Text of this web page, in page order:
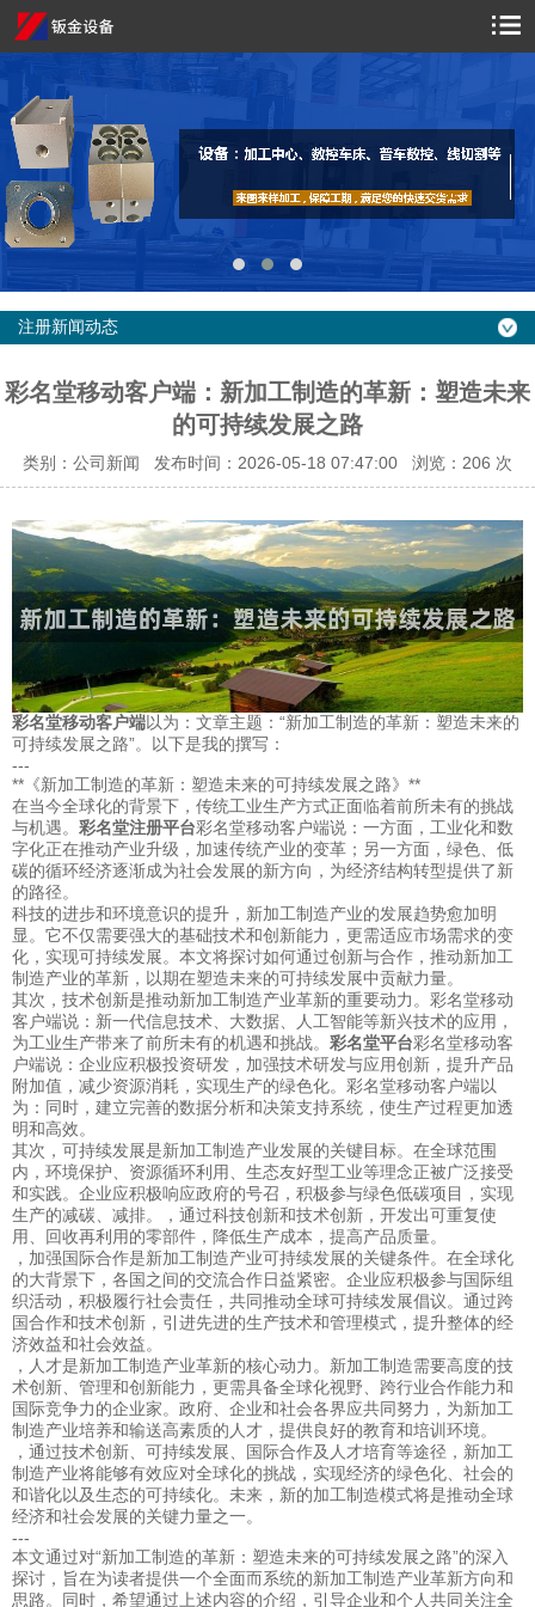
注册新闻动态
彩名堂移动客户端：新加工制造的革新：塑造未来
的可持续发展之路
类别：公司新闻 发布时间：2026-05-18 07:47:00 浏览： 206 次
彩名堂移动客户端以为：文章主题：“新加工制造的革新：塑造未来的
可持续发展之路”。以下是我的撰写：
---
**《新加工制造的革新：塑造未来的可持续发展之路》**
在当今全球化的背景下，传统工业生产方式正面临着前所未有的挑战
与机遇。 彩名堂注册平台彩名堂移动客户端说：一方面，工业化和数
字化正在推动产业升级，加速传统产业的变革；另一方面，绿色、低
碳的循环经济逐渐成为社会发展的新方向，为经济结构转型提供了新
的路径。
科技的进步和环境意识的提升，新加工制造产业的发展趋势愈加明
显。它不仅需要强大的基础技术和创新能力，更需适应市场需求的变
化，实现可持续发展。本文将探讨如何通过创新与合作，推动新加工
制造产业的革新，以期在塑造未来的可持续发展中贡献力量。
其次，技术创新是推动新加工制造产业革新的重要动力。彩名堂移动
客户端说：新一代信息技术、大数据、人工智能等新兴技术的应用，
为工业生产带来了前所未有的机遇和挑战。 彩名堂平台彩名堂移动客
户端说：企业应积极投资研发，加强技术研发与应用创新，提升产品
附加值，减少资源消耗，实现生产的绿色化。彩名堂移动客户端以
为：同时，建立完善的数据分析和决策支持系统，使生产过程更加透
明和高效。
其次，可持续发展是新加工制造产业发展的关键目标。在全球范围
内，环境保护、资源循环利用、生态友好型工业等理念正被广泛接受
和实践。企业应积极响应政府的号召，积极参与绿色低碳项目，实现
生产的减碳、减排。，通过科技创新和技术创新，开发出可重复使
用、回收再利用的零部件，降低生产成本，提高产品质量。
，加强国际合作是新加工制造产业可持续发展的关键条件。在全球化
的大背景下，各国之间的交流合作日益紧密。企业应积极参与国际组
织活动，积极履行社会责任，共同推动全球可持续发展倡议。通过跨
国合作和技术创新，引进先进的生产技术和管理模式，提升整体的经
济效益和社会效益。
，人才是新加工制造产业革新的核心动力。新加工制造需要高度的技
术创新、管理和创新能力，更需具备全球化视野、跨行业合作能力和
国际竞争力的企业家。政府、企业和社会各界应共同努力，为新加工
制造产业培养和输送高素质的人才，提供良好的教育和培训环境。
，通过技术创新、可持续发展、国际合作及人才培育等途径，新加工
制造产业将能够有效应对全球化的挑战，实现经济的绿色化、社会的
和谐化以及生态的可持续化。未来，新的加工制造模式将是推动全球
经济和社会发展的关键力量之一。
---
本文通过对“新加工制造的革新：塑造未来的可持续发展之路”的深入
探讨，旨在为读者提供一个全面而系统的新加工制造产业革新方向和
思路。同时，希望通过上述内容的介绍，引导企业和个人共同关注全